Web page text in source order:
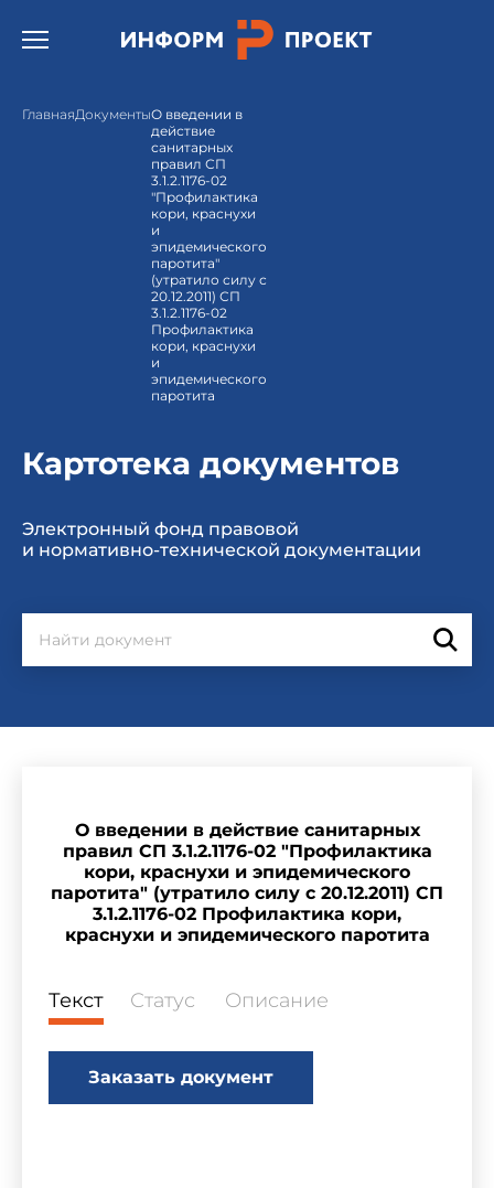
Открыть бургер меню.
ГлавнаяДокументыО введении в
действие
санитарных
правил СП
3.1.2.1176-02
"Профилактика
кори, краснухи
и
эпидемического
паротита"
(утратило силу с
20.12.2011) СП
3.1.2.1176-02
Профилактика
кори, краснухи
и
эпидемического
паротита
Картотека документов
Электронный фонд правовой
и нормативно-технической документации
О введении в действие санитарных
правил СП 3.1.2.1176-02 "Профилактика
кори, краснухи и эпидемического
паротита" (утратило силу с 20.12.2011) СП
3.1.2.1176-02 Профилактика кори,
краснухи и эпидемического паротита
Текст Статус Описание
Заказать документ